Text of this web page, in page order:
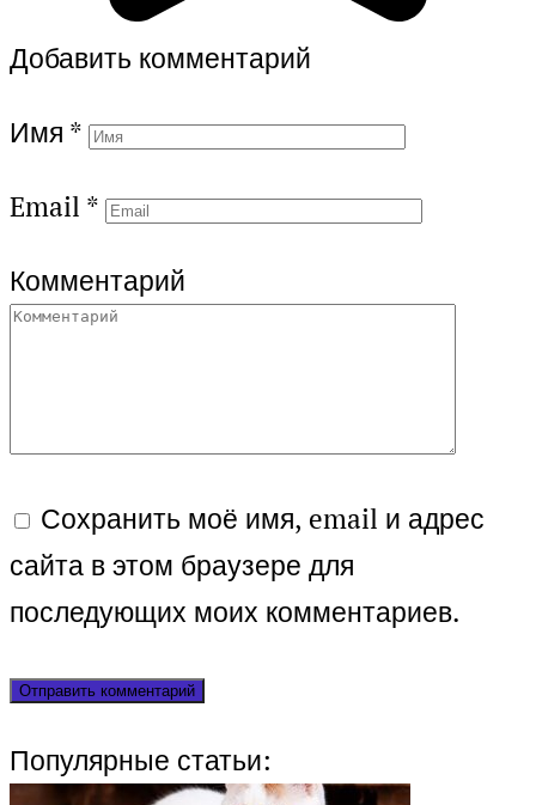
Добавить комментарий
Имя *
Email *
Комментарий
Сохранить моё имя, email и адрес
сайта в этом браузере для
последующих моих комментариев.
Популярные статьи: